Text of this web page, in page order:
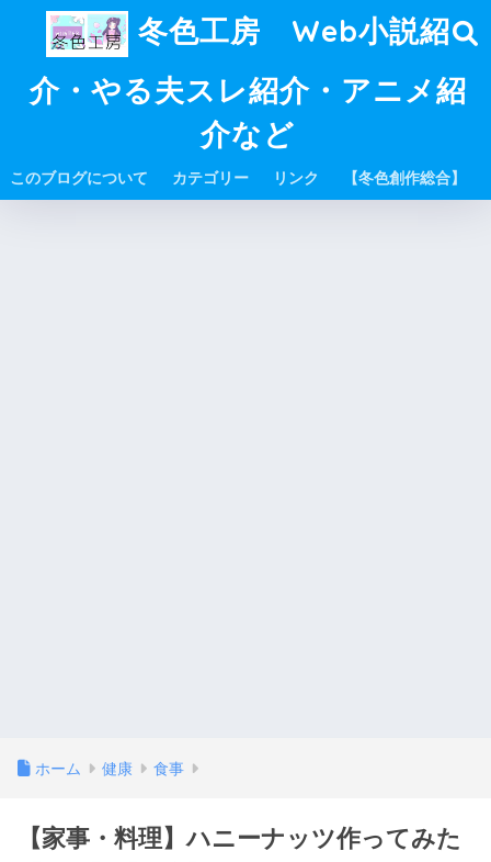
冬色工房 Web小説紹
介・やる夫スレ紹介・アニメ紹
介など
このブログについて カテゴリー リンク 【冬色創作総合】
ホーム 健康 食事
【家事・料理】ハニーナッツ作ってみた